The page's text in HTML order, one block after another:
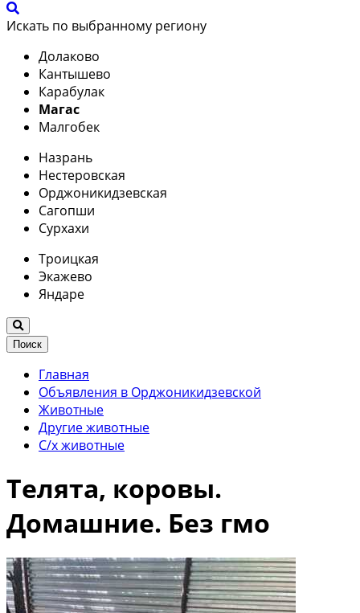
Искать по выбранному региону
Долаково
Кантышево
Карабулак
Магас
Малгобек
Назрань
Нестеровская
Орджоникидзевская
Сагопши
Сурхахи
Троицкая
Экажево
Яндаре
Поиск
Главная
Объявления в Орджоникидзевской
Животные
Другие животные
С/х животные
Телята, коровы.
Домашние. Без гмо